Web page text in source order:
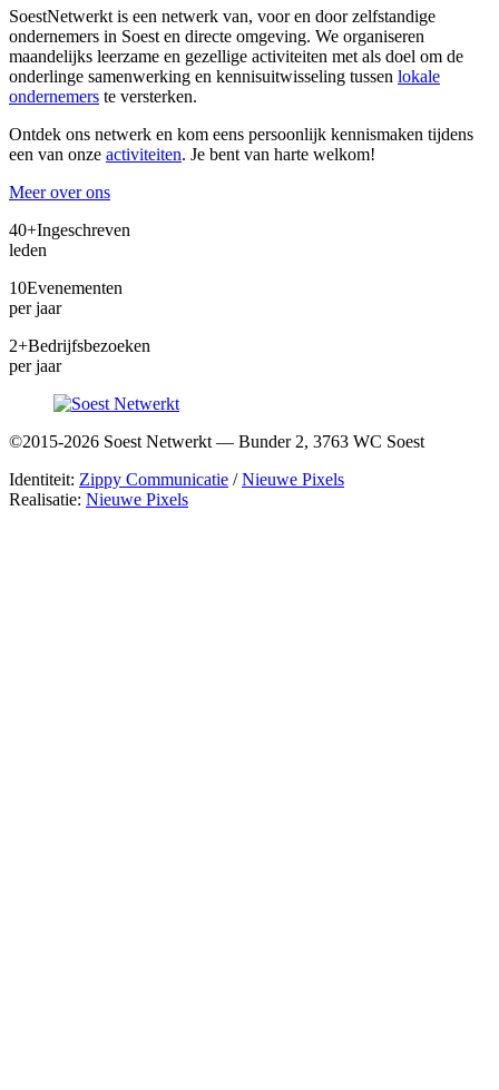
SoestNetwerkt is een netwerk van, voor en door zelfstandige
ondernemers in Soest en directe omgeving. We organiseren
maandelijks leerzame en gezellige activiteiten met als doel om de
onderlinge samenwerking en kennisuitwisseling tussen lokale
ondernemers te versterken.
Ontdek ons netwerk en kom eens persoonlijk kennismaken tijdens
een van onze activiteiten. Je bent van harte welkom!
Meer over ons
40+Ingeschreven
leden
10Evenementen
per jaar
2+Bedrijfsbezoeken
per jaar
©2015-2026 Soest Netwerkt — Bunder 2, 3763 WC Soest
Identiteit: Zippy Communicatie /Nieuwe Pixels
Realisatie: Nieuwe Pixels